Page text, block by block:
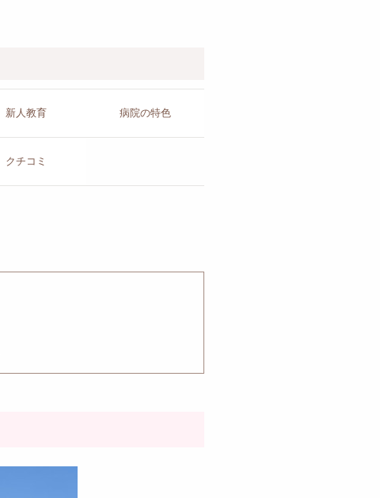
新人教育 病院の特色
クチコミ